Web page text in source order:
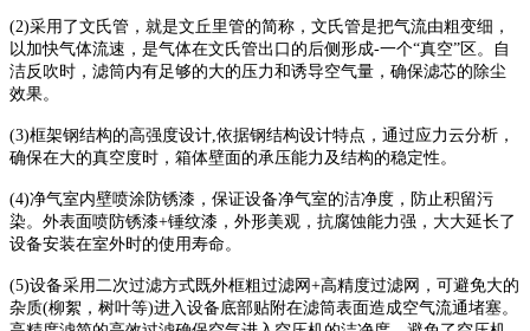
(2)采用了文氏管，就是文丘里管的简称，文氏管是把气流由粗变细，
以加快气体流速，是气体在文氏管出口的后侧形成-一个“真空”区。自
洁反吹时，滤筒内有足够的大的压力和诱导空气量，确保滤芯的除尘
效果。
(3)框架钢结构的高强度设计,依据钢结构设计特点，通过应力云分析，
确保在大的真空度时，箱体壁面的承压能力及结构的稳定性。
(4)净气室内壁喷涂防锈漆，保证设备净气室的洁净度，防止积留污
染。外表面喷防锈漆+锤纹漆，外形美观，抗腐蚀能力强，大大延长了
设备安装在室外时的使用寿命。
(5)设备采用二次过滤方式既外框粗过滤网+高精度过滤网，可避免大的
杂质(柳絮，树叶等)进入设备底部贴附在滤筒表面造成空气流通堵塞。